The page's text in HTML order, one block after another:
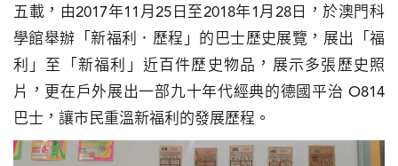
古
圖
五載，由2017年11月25日至2018年1月28日，於澳門科
學館舉辦「新福利．歷程」的巴士歷史展覽，展出「福
利」至「新福利」近百件歷史物品，展示多張歷史照
片，更在戶外展出一部九十年代經典的德國平治 O814
巴士，讓市民重溫新福利的發展歷程。